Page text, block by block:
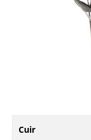
Bancs &
Chaises à
Cuir